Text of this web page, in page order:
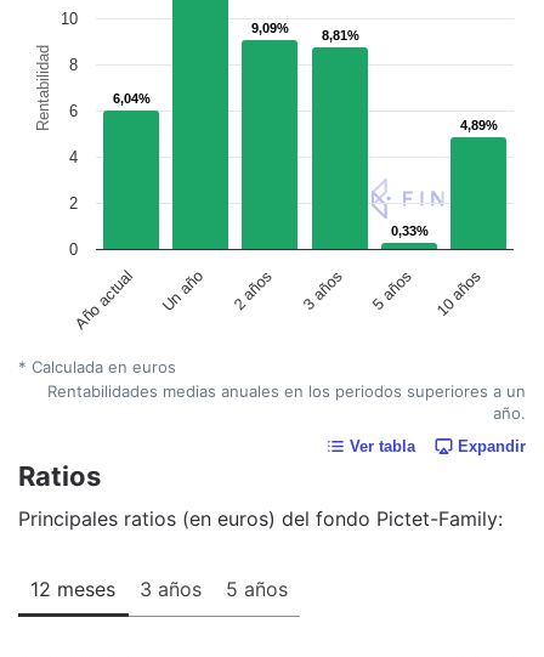
Rentabilidad 6,04%
6,04%
9,09%
9,09% 8,81%
8,81%
0,33%
0,33%
4,89%
4,89%
Año actual Un año 2 años 3 años 5 años 10 años
0
2
4
6
8
10
* Calculada en euros
Rentabilidades medias anuales en los periodos superiores a un
año.
Ver tabla Expandir
Ratios
Principales ratios (en euros) del fondo Pictet-Family:
12 meses 3 años 5 años